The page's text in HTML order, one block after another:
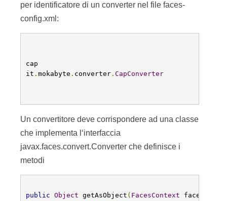
per identificatore di un converter nel file faces-
config.xml:
cap
it . mokabyte . converter . CapConverter
Un convertitore deve corrispondere ad una classe
che implementa l‘interfaccia
javax.faces.convert.Converter che definisce i
metodi
public Object getAsObject ( FacesContext